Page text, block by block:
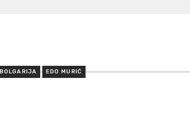
BOLGARIJA EDO MURIĆ